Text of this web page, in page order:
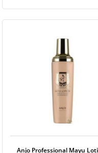
Anjo Professional Mayu